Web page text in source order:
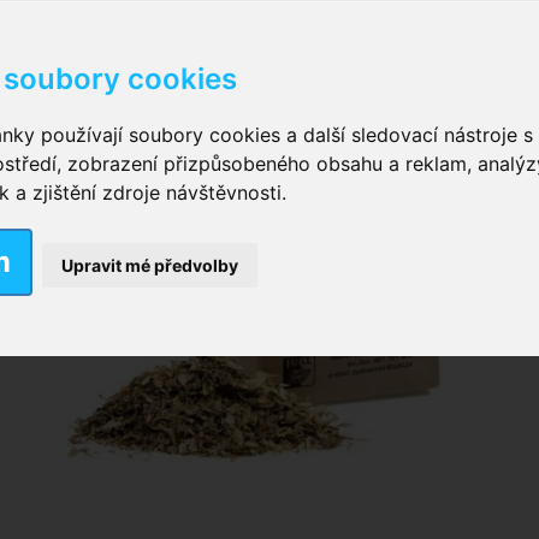
cookies
používají soubory cookies a další sledovací nástroje s
zobrazení přizpůsobeného obsahu a reklam,
a zjištění zdroje návštěvnosti.
Upravit mé předvolby
kalhotky zalepovací ,Inkontinenční kalhotky
vložky pro muže
plavky,Dámské inkontinenční plavky